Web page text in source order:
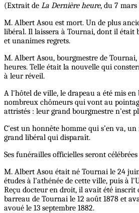
(Extrait de La Dernière heure, du 7 mars
M. Albert Asou est mort. Un de plus
libéral. Il laissera à Tournai, dont il était
et unanimes regrets.
M. Albert Asou, bourgmestre de
heures. Telle était la nouvelle qui
à leur réveil.
A l'hôtel de ville, le drapeau a été mis en
nombreux chômeurs qui vont au
attristés : leur grand bourgmestre n'est
C'est un honnête homme qui s’en va,
grand libéral qui disparaît.
Ses funérailles officielles seront
M. Albert Asou était né Tournai le 24
études à l’athénée de cette ville, puis à
Reçu docteur en droit, il avait été inscrit
barreau de Tournai le 12 août 1878 et
avoué le 13 septembre 1882.